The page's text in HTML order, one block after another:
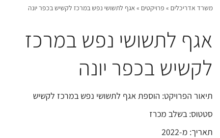
משרד אדריכלים » פרויקטים » אגף לתשושי נפש במרכז לקשיש בכפר יונה
אגף לתשושי נפש במרכז
לקשיש בכפר יונה
תיאור הפרויקט: הוספת אגף לתשושי נפש במרכז לקשיש
סטטוס: בשלב מכרז
תאריך: מ-2022